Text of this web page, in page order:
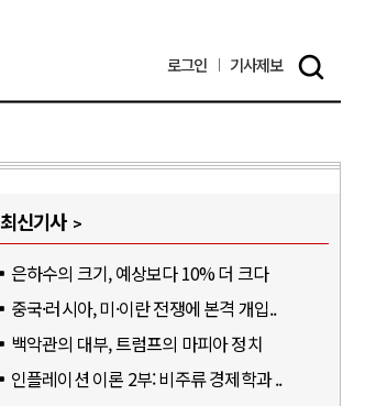
로그인 기사제보
최신기사
은하수의 크기, 예상보다 10% 더 크다
중국·러시아, 미·이란 전쟁에 본격 개입..
백악관의 대부, 트럼프의 마피아 정치
인플레이션 이론 2부: 비주류 경제학과 ..